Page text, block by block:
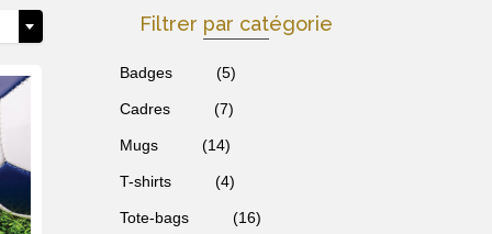
Filtrer par catégorie
Badges (5)
Cadres (7)
Mugs (14)
T-shirts (4)
Tote-bags (16)